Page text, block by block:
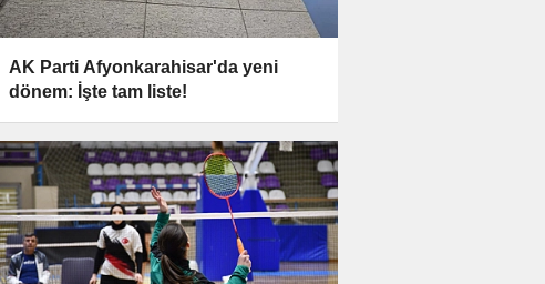
AK Parti Afyonkarahisar'da yeni
dönem: İşte tam liste!